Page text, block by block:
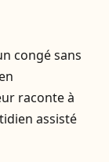
congé sans
raconte à
assisté